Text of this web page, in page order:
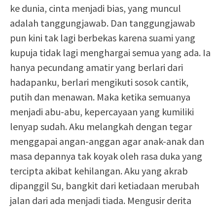
ke dunia, cinta menjadi bias, yang muncul
adalah tanggungjawab. Dan tanggungjawab
pun kini tak lagi berbekas karena suami yang
kupuja tidak lagi menghargai semua yang ada. Ia
hanya pecundang amatir yang berlari dari
hadapanku, berlari mengikuti sosok cantik,
putih dan menawan. Maka ketika semuanya
menjadi abu-abu, kepercayaan yang kumiliki
lenyap sudah. Aku melangkah dengan tegar
menggapai angan-anggan agar anak-anak dan
masa depannya tak koyak oleh rasa duka yang
tercipta akibat kehilangan. Aku yang akrab
dipanggil Su, bangkit dari ketiadaan merubah
jalan dari ada menjadi tiada. Mengusir derita